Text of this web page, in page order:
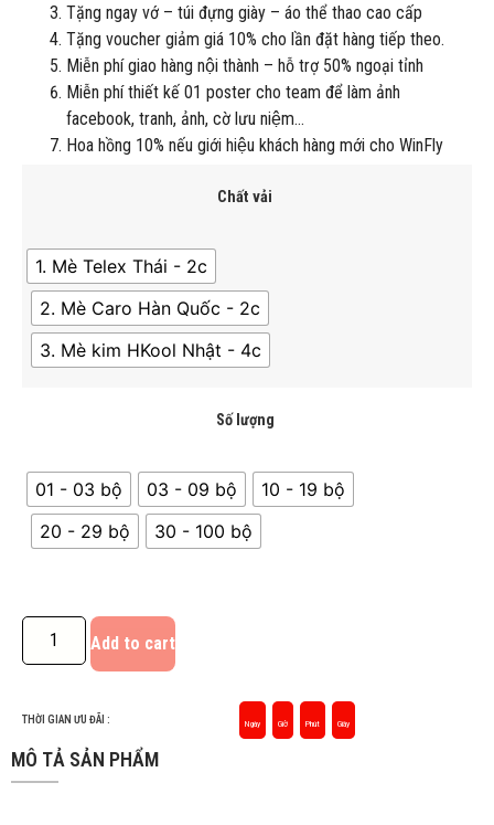
Tặng ngay vớ – túi đựng giày – áo thể thao cao cấp
Tặng voucher giảm giá 10% cho lần đặt hàng tiếp theo.
Miễn phí giao hàng nội thành – hỗ trợ 50% ngoại tỉnh
Miễn phí thiết kế 01 poster cho team để làm ảnh
facebook, tranh, ảnh, cờ lưu niệm…
Hoa hồng 10% nếu giới hiệu khách hàng mới cho WinFly
Chất vải
1. Mè Telex Thái - 2c
2. Mè Caro Hàn Quốc - 2c
3. Mè kim HKool Nhật - 4c
Số lượng
01 - 03 bộ 03 - 09 bộ
10 - 19 bộ
20 - 29 bộ
30 - 100 bộ
Add to cart
THỜI GIAN ƯU ĐÃI : Ngày Giờ Phút Giây
MÔ TẢ SẢN PHẨM